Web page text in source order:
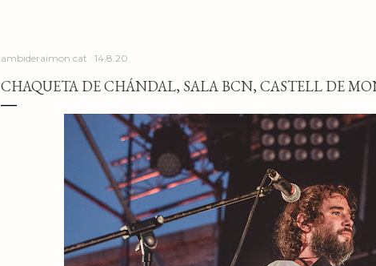
ambideraimon.cat 14.8.20
CHAQUETA DE CHÁNDAL, SALA BCN, CASTELL DE